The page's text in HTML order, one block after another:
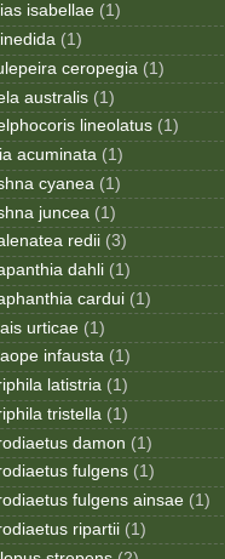
isabellae (1)
(1)
ceropegia (1)
australis (1)
lineolatus (1)
acuminata (1)
cyanea (1)
juncea (1)
redii (3)
dahli (1)
cardui (1)
urticae (1)
infausta (1)
latistria (1)
tristella (1)
damon (1)
fulgens (1)
fulgens ainsae (1)
ripartii (1)